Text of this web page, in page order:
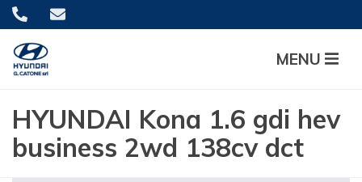
MENU
HYUNDAI Kona 1.6 gdi hev
business 2wd 138cv dct